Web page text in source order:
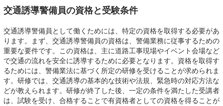
交通誘導警備員の資格と受験条件
交通誘導警備員として働くためには、特定の資格を取得する必要があ
ります。まず、交通誘導警備員の資格は、警備業務に従事するための
重要な要件です。この資格は、主に道路工事現場やイベント会場など
で交通の流れを安全に誘導するために必要となります。資格を取得す
るためには、警備業法に基づく所定の研修を受けることが求められま
す。研修では、交通誘導の基本的な技術や法規、緊急時の対応方法な
どが教えられます。研修が終了した後、一定の条件を満たした受講者
は、試験を受け、合格することで有資格者としての資格を得ることが